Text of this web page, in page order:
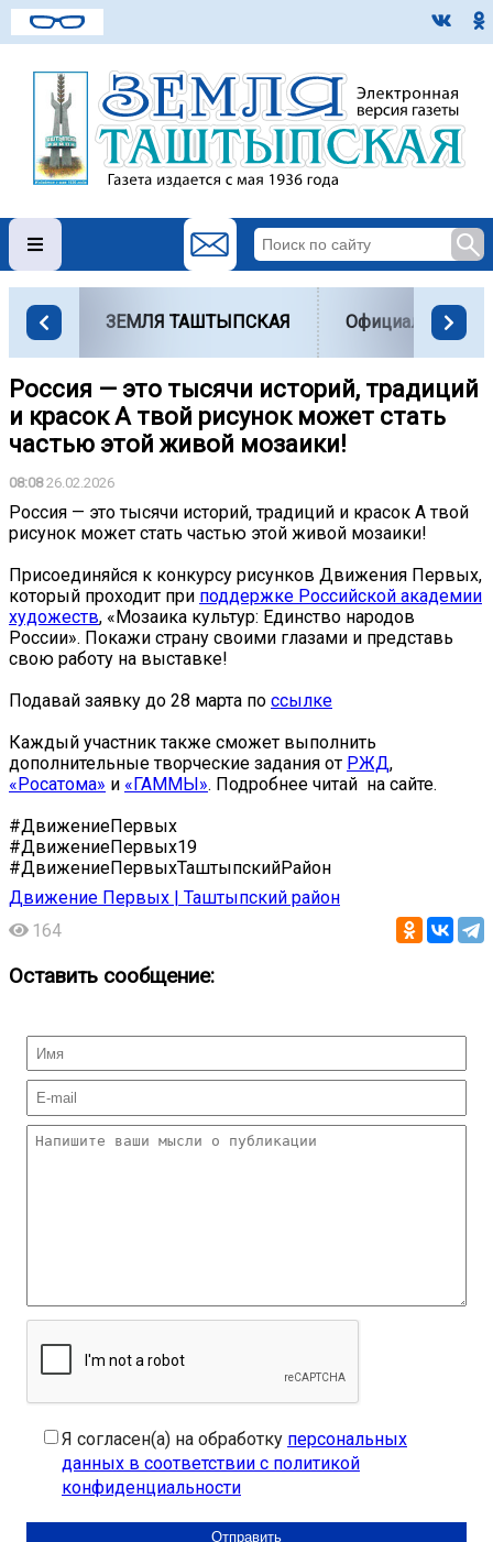
ЗЕМЛЯ ТАШТЫПСКАЯ Официально
Россия — это тысячи историй, традиций
и красок А твой рисунок может стать
частью этой живой мозаики!
08:0826.02.2026
Россия — это тысячи историй, традиций и красок А твой
рисунок может стать частью этой живой мозаики!
Присоединяйся к конкурсу рисунков Движения Первых,
который проходит при поддержке Российской академии
художеств, «Мозаика культур: Единство народов
России». Покажи страну своими глазами и представь
свою работу на выставке!
Подавай заявку до 28 марта по ссылке
Каждый участник также сможет выполнить
дополнительные творческие задания от РЖД,
«Росатома» и «ГАММЫ». Подробнее читай ️ на сайте.
#ДвижениеПервых
#ДвижениеПервых19
#ДвижениеПервыхТаштыпскийРайон
Движение Первых | Таштыпский район
164
Оставить сообщение:
Я согласен(а) на обработку персональных
данных в соответствии с политикой
конфиденциальности